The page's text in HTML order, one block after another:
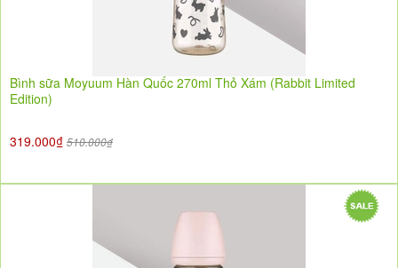
Bình sữa Moyuum Hàn Quốc 270ml Thỏ Xám (Rabbit Limited
Edition)
319.000₫ 510.000₫